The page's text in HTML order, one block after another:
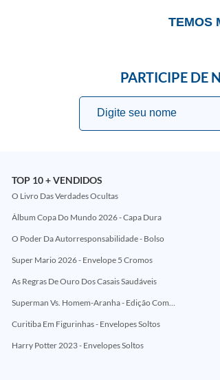
TEMOS
PARTICIPE DE
TOP 10 + VENDIDOS
O Livro Das Verdades Ocultas
Álbum Copa Do Mundo 2026 - Capa Dura
O Poder Da Autorresponsabilidade - Bolso
Super Mario 2026 - Envelope 5 Cromos
As Regras De Ouro Dos Casais Saudáveis
Superman Vs. Homem-Aranha - Edição Comemorativa 50 Anos (Encontros Clássicos Dc E Marvel)
Curitiba Em Figurinhas - Envelopes Soltos
Harry Potter 2023 - Envelopes Soltos